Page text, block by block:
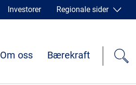
Investorer Regionale sider
Om oss Bærekraft